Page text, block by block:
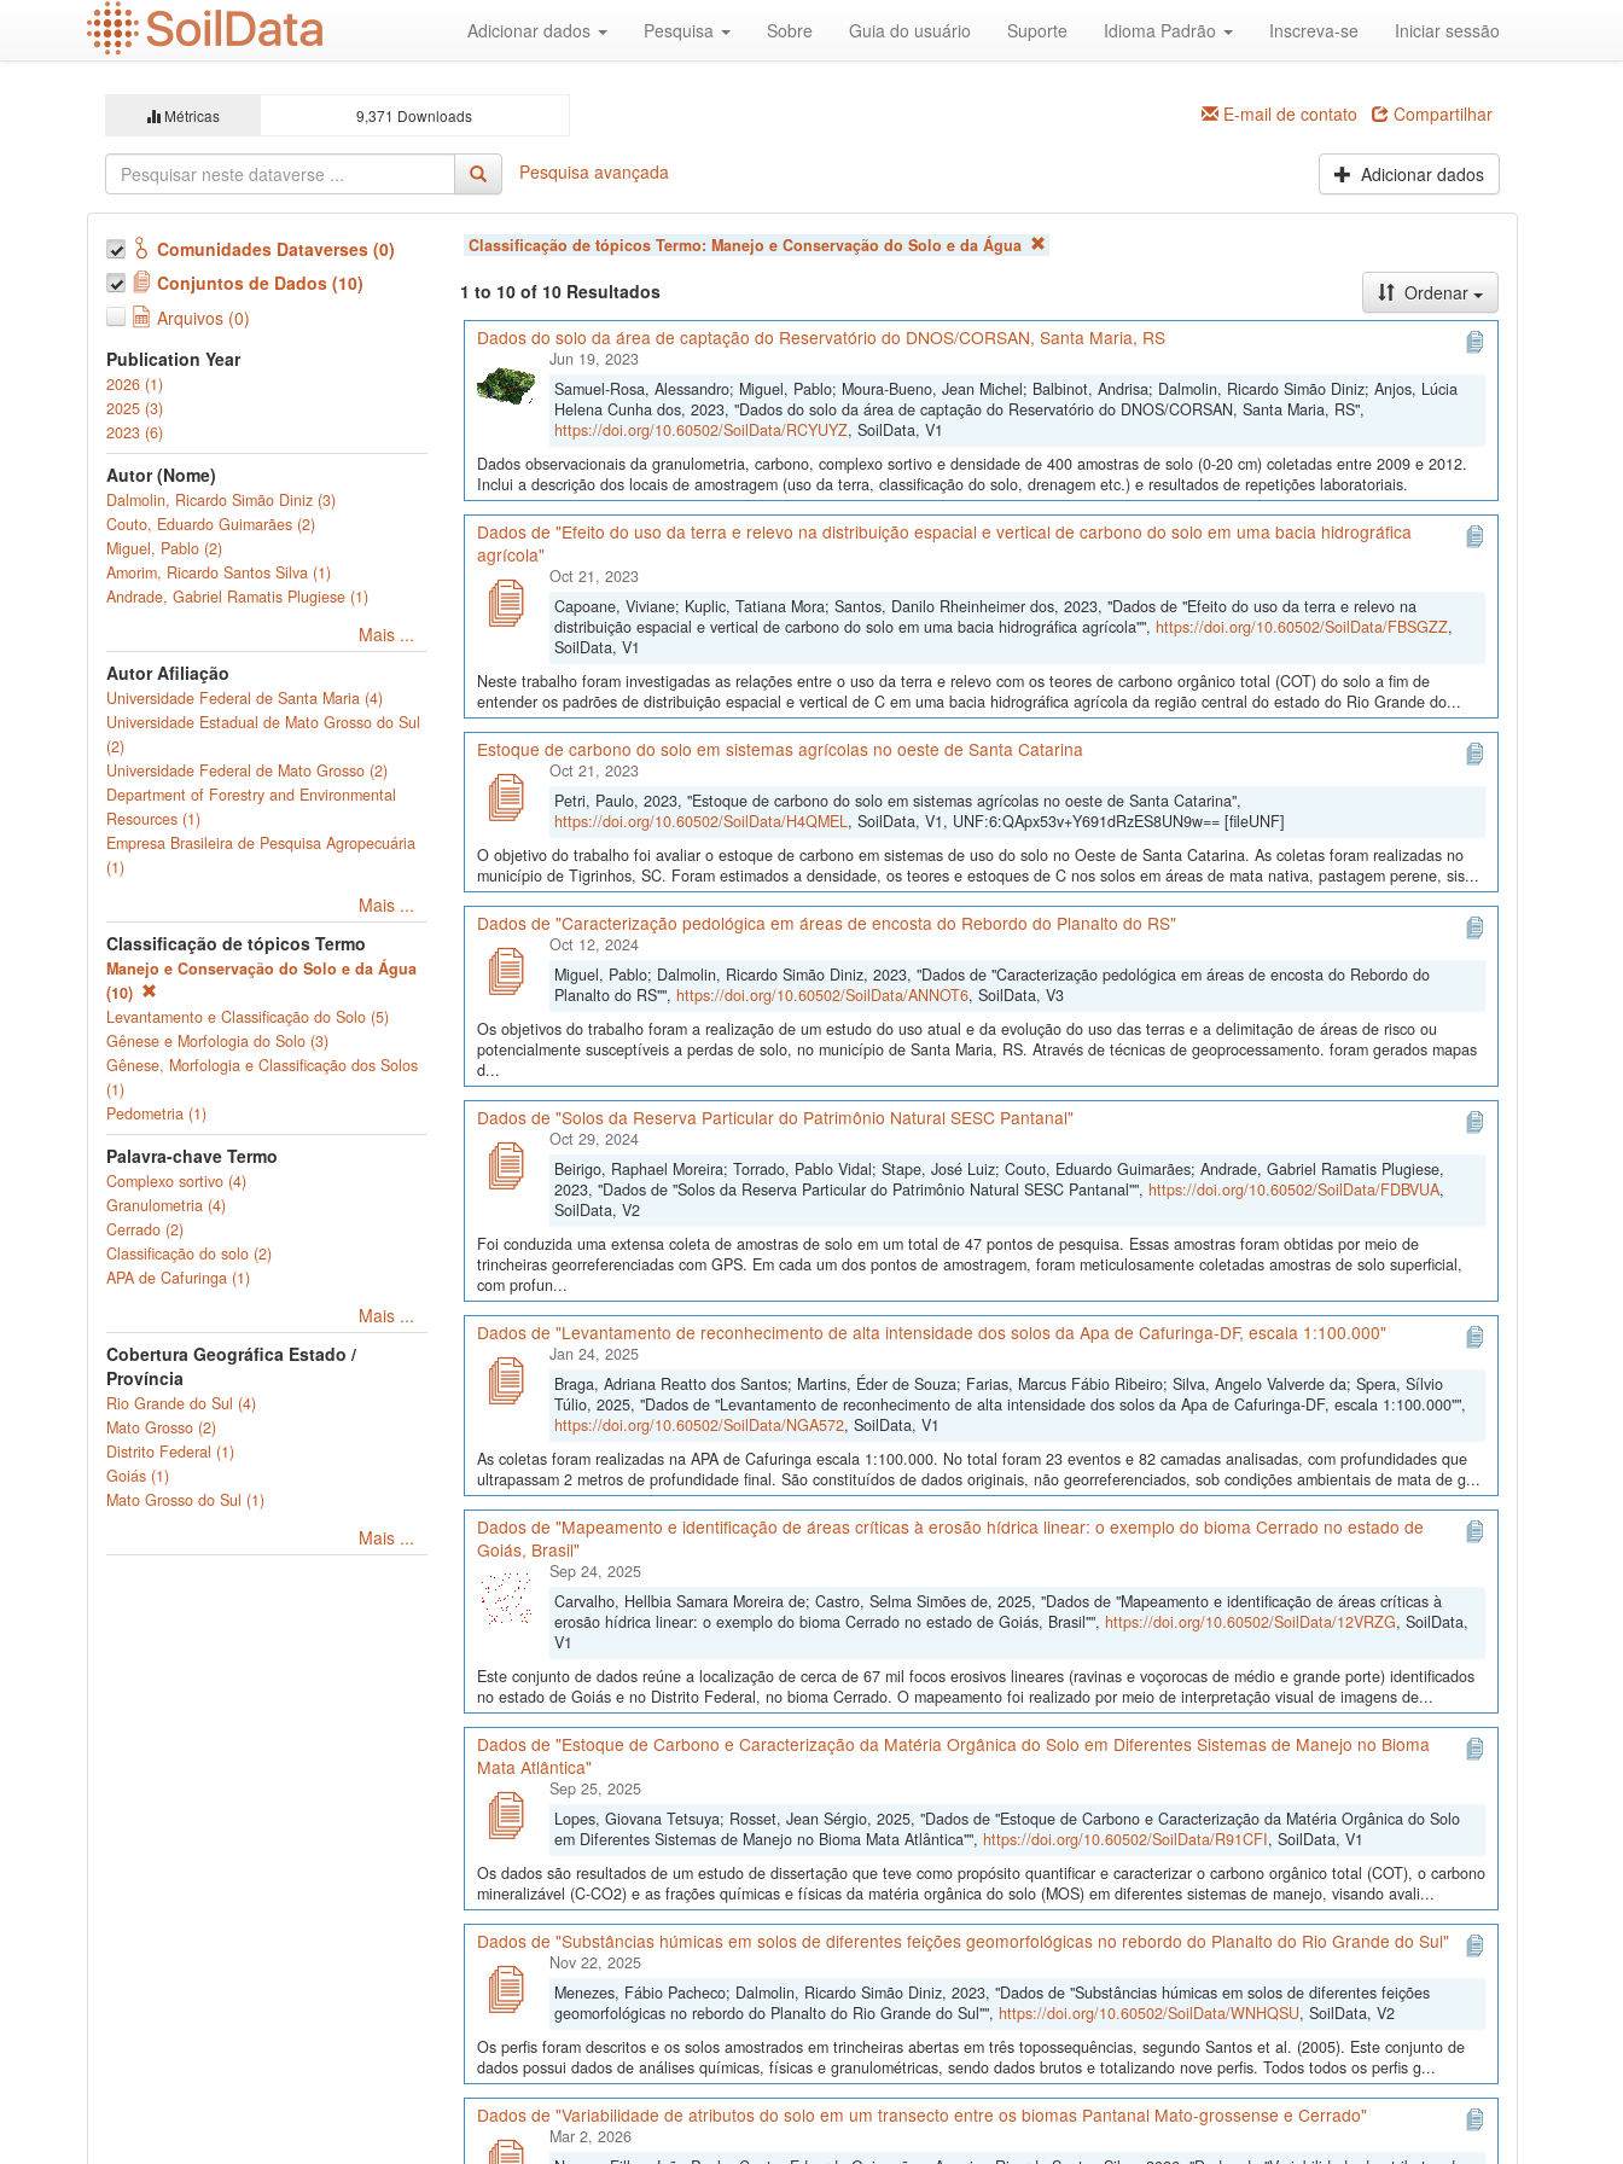
Adicionar dados Pesquisa Sobre Guia do usuário Suporte Idioma Padrão Inscreva-se Iniciar sessão
Métricas 9,371 Downloads E-mail de contato Compartilhar
Pesquisa avançada Adicionar dados
Comunidades Dataverses (0)
Conjuntos de Dados (10)
Arquivos (0)
Publication Year
2026 (1)
2025 (3)
2023 (6)
Autor (Nome)
Dalmolin, Ricardo Simão Diniz (3)
Couto, Eduardo Guimarães (2)
Miguel, Pablo (2)
Amorim, Ricardo Santos Silva (1)
Andrade, Gabriel Ramatis Plugiese (1)
Mais ...
Autor Afiliação
Universidade Federal de Santa Maria (4)
Universidade Estadual de Mato Grosso do Sul
(2)
Universidade Federal de Mato Grosso (2)
Department of Forestry and Environmental
Resources (1)
Empresa Brasileira de Pesquisa Agropecuária
(1)
Mais ...
Classificação de tópicos Termo
Manejo e Conservação do Solo e da Água
(10)
Levantamento e Classificação do Solo (5)
Gênese e Morfologia do Solo (3)
Gênese, Morfologia e Classificação dos Solos
(1)
Pedometria (1)
Palavra-chave Termo
Complexo sortivo (4)
Granulometria (4)
Cerrado (2)
Classificação do solo (2)
APA de Cafuringa (1)
Mais ...
Cobertura Geográfica Estado /
Província
Rio Grande do Sul (4)
Mato Grosso (2)
Distrito Federal (1)
Goiás (1)
Mato Grosso do Sul (1)
Mais ...
Classificação de tópicos Termo: Manejo e Conservação do Solo e da Água
1 to 10 of 10 Resultados
Ordenar
Dados do solo da área de captação do Reservatório do DNOS/CORSAN, Santa Maria, RS
Jun 19, 2023
Samuel-Rosa, Alessandro; Miguel, Pablo; Moura-Bueno, Jean Michel; Balbinot, Andrisa; Dalmolin, Ricardo Simão Diniz; Anjos, Lúcia
Helena Cunha dos, 2023, "Dados do solo da área de captação do Reservatório do DNOS/CORSAN, Santa Maria, RS",
https://doi.org/10.60502/SoilData/RCYUYZ, SoilData, V1
Dados observacionais da granulometria, carbono, complexo sortivo e densidade de 400 amostras de solo (0-20 cm) coletadas entre 2009 e 2012.
Inclui a descrição dos locais de amostragem (uso da terra, classificação do solo, drenagem etc.) e resultados de repetições laboratoriais.
Dados de "Efeito do uso da terra e relevo na distribuição espacial e vertical de carbono do solo em uma bacia hidrográfica
agrícola"
Oct 21, 2023
Capoane, Viviane; Kuplic, Tatiana Mora; Santos, Danilo Rheinheimer dos, 2023, "Dados de "Efeito do uso da terra e relevo na
distribuição espacial e vertical de carbono do solo em uma bacia hidrográfica agrícola"", https://doi.org/10.60502/SoilData/FBSGZZ,
SoilData, V1
Neste trabalho foram investigadas as relações entre o uso da terra e relevo com os teores de carbono orgânico total (COT) do solo a fim de
entender os padrões de distribuição espacial e vertical de C em uma bacia hidrográfica agrícola da região central do estado do Rio Grande do...
Estoque de carbono do solo em sistemas agrícolas no oeste de Santa Catarina
Oct 21, 2023
Petri, Paulo, 2023, "Estoque de carbono do solo em sistemas agrícolas no oeste de Santa Catarina",
https://doi.org/10.60502/SoilData/H4QMEL, SoilData, V1, UNF:6:QApx53v+Y691dRzES8UN9w== [fileUNF]
O objetivo do trabalho foi avaliar o estoque de carbono em sistemas de uso do solo no Oeste de Santa Catarina. As coletas foram realizadas no
município de Tigrinhos, SC. Foram estimados a densidade, os teores e estoques de C nos solos em áreas de mata nativa, pastagem perene, sis...
Dados de "Caracterização pedológica em áreas de encosta do Rebordo do Planalto do RS"
Oct 12, 2024
Miguel, Pablo; Dalmolin, Ricardo Simão Diniz, 2023, "Dados de "Caracterização pedológica em áreas de encosta do Rebordo do
Planalto do RS"", https://doi.org/10.60502/SoilData/ANNOT6, SoilData, V3
Os objetivos do trabalho foram a realização de um estudo do uso atual e da evolução do uso das terras e a delimitação de áreas de risco ou
potencialmente susceptíveis a perdas de solo, no município de Santa Maria, RS. Através de técnicas de geoprocessamento. foram gerados mapas
d...
Dados de "Solos da Reserva Particular do Patrimônio Natural SESC Pantanal"
Oct 29, 2024
Beirigo, Raphael Moreira; Torrado, Pablo Vidal; Stape, José Luiz; Couto, Eduardo Guimarães; Andrade, Gabriel Ramatis Plugiese,
2023, "Dados de "Solos da Reserva Particular do Patrimônio Natural SESC Pantanal"", https://doi.org/10.60502/SoilData/FDBVUA,
SoilData, V2
Foi conduzida uma extensa coleta de amostras de solo em um total de 47 pontos de pesquisa. Essas amostras foram obtidas por meio de
trincheiras georreferenciadas com GPS. Em cada um dos pontos de amostragem, foram meticulosamente coletadas amostras de solo superficial,
com profun...
Dados de "Levantamento de reconhecimento de alta intensidade dos solos da Apa de Cafuringa-DF, escala 1:100.000"
Jan 24, 2025
Braga, Adriana Reatto dos Santos; Martins, Éder de Souza; Farias, Marcus Fábio Ribeiro; Silva, Angelo Valverde da; Spera, Sílvio
Túlio, 2025, "Dados de "Levantamento de reconhecimento de alta intensidade dos solos da Apa de Cafuringa-DF, escala 1:100.000"",
https://doi.org/10.60502/SoilData/NGA572, SoilData, V1
As coletas foram realizadas na APA de Cafuringa escala 1:100.000. No total foram 23 eventos e 82 camadas analisadas, com profundidades que
ultrapassam 2 metros de profundidade final. São constituídos de dados originais, não georreferenciados, sob condições ambientais de mata de g...
Dados de "Mapeamento e identificação de áreas críticas à erosão hídrica linear: o exemplo do bioma Cerrado no estado de
Goiás, Brasil"
Sep 24, 2025
Carvalho, Hellbia Samara Moreira de; Castro, Selma Simões de, 2025, "Dados de "Mapeamento e identificação de áreas críticas à
erosão hídrica linear: o exemplo do bioma Cerrado no estado de Goiás, Brasil"", https://doi.org/10.60502/SoilData/12VRZG, SoilData,
V1
Este conjunto de dados reúne a localização de cerca de 67 mil focos erosivos lineares (ravinas e voçorocas de médio e grande porte) identificados
no estado de Goiás e no Distrito Federal, no bioma Cerrado. O mapeamento foi realizado por meio de interpretação visual de imagens de...
Dados de "Estoque de Carbono e Caracterização da Matéria Orgânica do Solo em Diferentes Sistemas de Manejo no Bioma
Mata Atlântica"
Sep 25, 2025
Lopes, Giovana Tetsuya; Rosset, Jean Sérgio, 2025, "Dados de "Estoque de Carbono e Caracterização da Matéria Orgânica do Solo
em Diferentes Sistemas de Manejo no Bioma Mata Atlântica"", https://doi.org/10.60502/SoilData/R91CFI, SoilData, V1
Os dados são resultados de um estudo de dissertação que teve como propósito quantificar e caracterizar o carbono orgânico total (COT), o carbono
mineralizável (C-CO2) e as frações químicas e físicas da matéria orgânica do solo (MOS) em diferentes sistemas de manejo, visando avali...
Dados de "Substâncias húmicas em solos de diferentes feições geomorfológicas no rebordo do Planalto do Rio Grande do Sul"
Nov 22, 2025
Menezes, Fábio Pacheco; Dalmolin, Ricardo Simão Diniz, 2023, "Dados de "Substâncias húmicas em solos de diferentes feições
geomorfológicas no rebordo do Planalto do Rio Grande do Sul"", https://doi.org/10.60502/SoilData/WNHQSU, SoilData, V2
Os perfis foram descritos e os solos amostrados em trincheiras abertas em três topossequências, segundo Santos et al. (2005). Este conjunto de
dados possui dados de análises químicas, físicas e granulométricas, sendo dados brutos e totalizando nove perfis. Todos todos os perfis g...
Dados de "Variabilidade de atributos do solo em um transecto entre os biomas Pantanal Mato-grossense e Cerrado"
Mar 2, 2026